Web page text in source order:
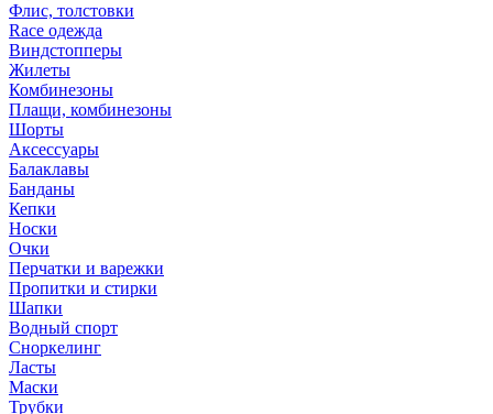
Флис, толстовки
Race одежда
Виндстопперы
Жилеты
Комбинезоны
Плащи, комбинезоны
Шорты
Аксессуары
Балаклавы
Банданы
Кепки
Носки
Очки
Перчатки и варежки
Пропитки и стирки
Шапки
Водный спорт
Сноркелинг
Ласты
Маски
Трубки